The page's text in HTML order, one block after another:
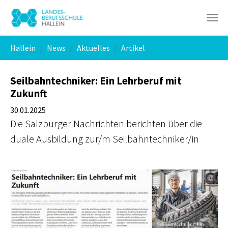
Hallein News Aktuelles Artikel
Seilbahntechniker: Ein Lehrberuf mit
Zukunft
30.01.2025
Die Salzburger Nachrichten berichten über die
duale Ausbildung zur/m Seilbahntechniker/in
Show larger version